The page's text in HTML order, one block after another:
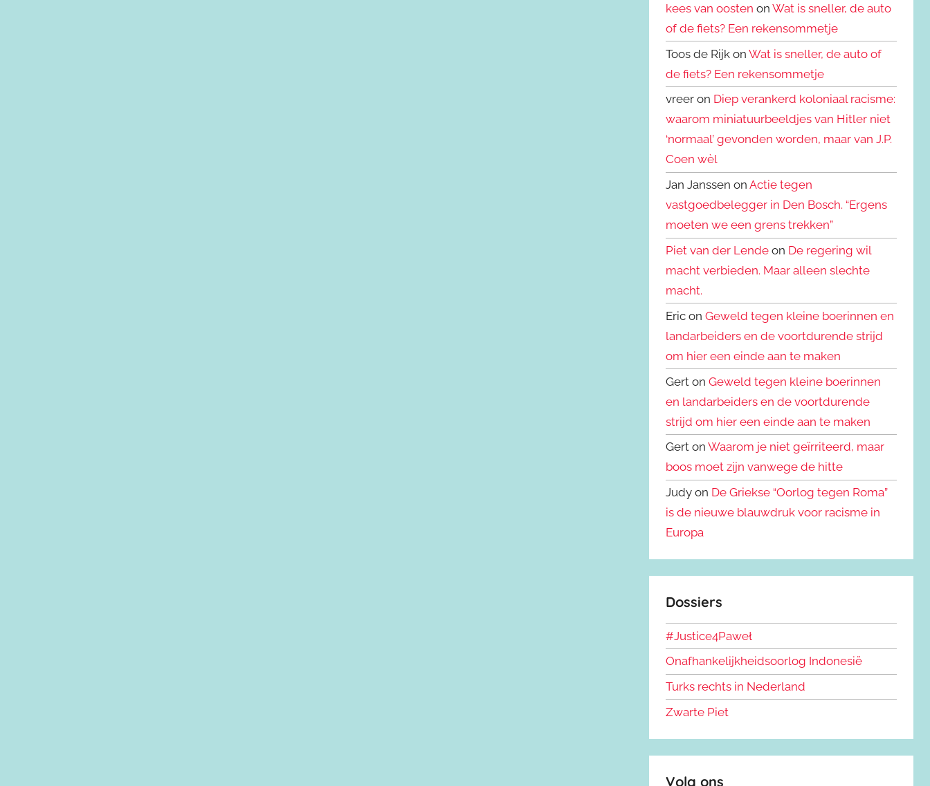
kees van oosten onWat is sneller, de auto
of de fiets? Een rekensommetje
Toos de Rijk onWat is sneller, de auto of
de fiets? Een rekensommetje
vreer on Diep verankerd koloniaal racisme:
waarom miniatuurbeeldjes van Hitler niet
‘normaal’ gevonden worden, maar van J.P.
Coen wèl
Jan Janssen onActie tegen
vastgoedbelegger in Den Bosch. “Ergens
moeten we een grens trekken”
Piet van der Lende on De regering wil
macht verbieden. Maar alleen slechte
macht.
Eric onGeweld tegen kleine boerinnen en
landarbeiders en de voortdurende strijd
om hier een einde aan te maken
Gert onGeweld tegen kleine boerinnen
en landarbeiders en de voortdurende
strijd om hier een einde aan te maken
Gert onWaarom je niet geïrriteerd, maar
boos moet zijn vanwege de hitte
Judy on De Griekse “Oorlog tegen Roma”
is de nieuwe blauwdruk voor racisme in
Europa
Dossiers
#Justice4Paweł
Onafhankelijkheidsoorlog Indonesië
Turks rechts in Nederland
Zwarte Piet
Volg ons